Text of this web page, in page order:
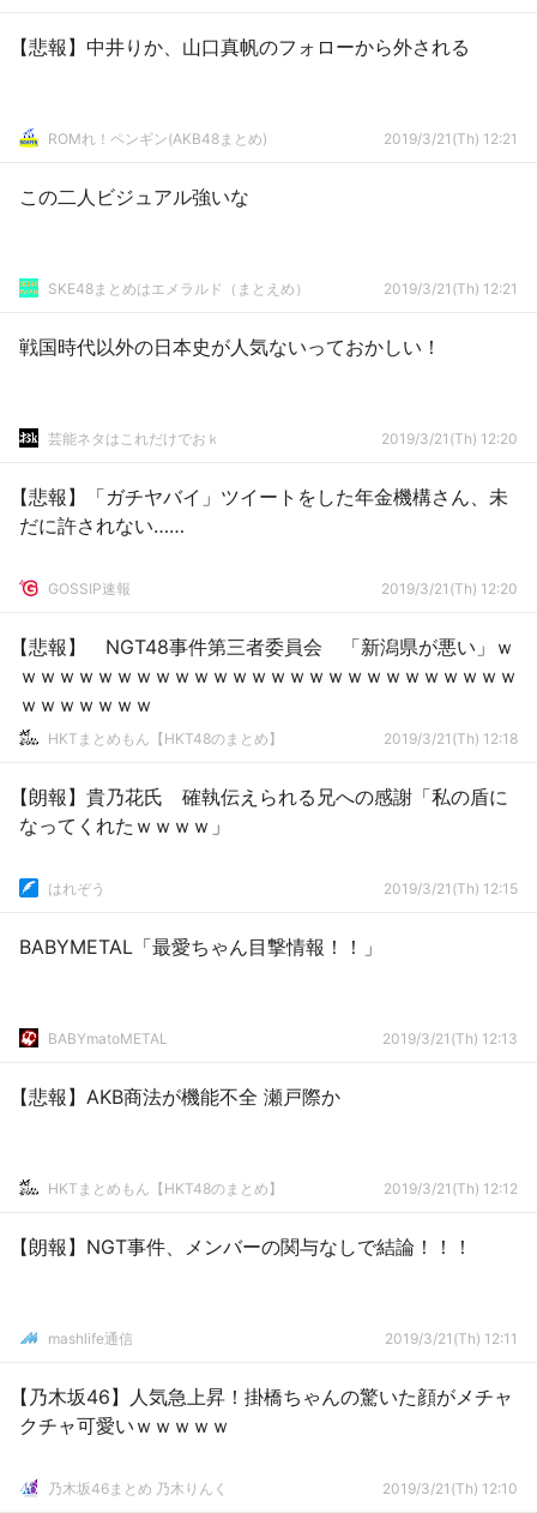
【悲報】中井りか、山口真帆のフォローから外される
ROMれ！ペンギン(AKB48まとめ) 2019/3/21(Th) 12:21
この二人ビジュアル強いな
SKE48まとめはエメラルド（まとえめ） 2019/3/21(Th) 12:21
戦国時代以外の日本史が人気ないっておかしい！
芸能ネタはこれだけでおｋ 2019/3/21(Th) 12:20
【悲報】「ガチヤバイ」ツイートをした年金機構さん、未
だに許されない……
GOSSIP速報 2019/3/21(Th) 12:20
【悲報】 NGT48事件第三者委員会 「新潟県が悪い」ｗ
ｗｗｗｗｗｗｗｗｗｗｗｗｗｗｗｗｗｗｗｗｗｗｗｗｗｗ
ｗｗｗｗｗｗｗ
HKTまとめもん【HKT48のまとめ】 2019/3/21(Th) 12:18
【朗報】貴乃花氏 確執伝えられる兄への感謝「私の盾に
なってくれたｗｗｗｗ」
はれぞう 2019/3/21(Th) 12:15
BABYMETAL「最愛ちゃん目撃情報！！」
BABYmatoMETAL 2019/3/21(Th) 12:13
【悲報】AKB商法が機能不全 瀬戸際か
HKTまとめもん【HKT48のまとめ】 2019/3/21(Th) 12:12
【朗報】NGT事件、メンバーの関与なしで結論！！！
mashlife通信 2019/3/21(Th) 12:11
【乃木坂46】人気急上昇！掛橋ちゃんの驚いた顔がメチャ
クチャ可愛いｗｗｗｗｗ
乃木坂46まとめ 乃木りんく 2019/3/21(Th) 12:10